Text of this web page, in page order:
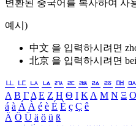
변환된 중국어를 복사하여 사
예시)
中文 을 입력하시려면
北京 을 입력하시려면
ㅥ ㅦ ㅧ ㅨ ㅩ ㅪ ㅫ ㅬ ㅭ ㅮ ㅯ
Α Β ΓΔ Ε Ζ Η Θ Ι ΚΛ Μ Ν Ξ Ο
á à Á À é è É È ç Ç ê
Ä Ö Ü ä ö ü ß